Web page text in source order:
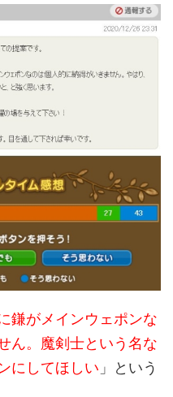
鎌がメインウェポンな
ん。魔剣士という名な
にしてほしい 」という